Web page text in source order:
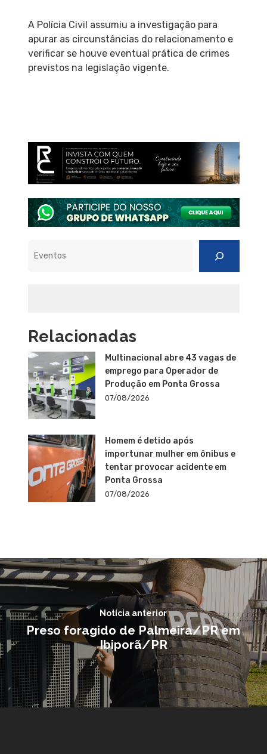
A Polícia Civil assumiu a investigação para
apurar as circunstâncias do relacionamento e
verificar se houve eventual prática de crimes
previstos na legislação vigente.
Relacionadas
Multinacional abre 43 vagas de
emprego para Operador de
Produção em Ponta Grossa
07/08/2026
Homem é detido após
importunar mulher em ônibus e
tentar provocar acidente em
Ponta Grossa
07/08/2026
Notícia anterior
Preso foragido de Palmeira/PR em
Ibiporã/PR